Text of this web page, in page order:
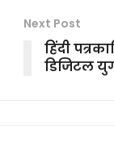
Next Post
हिंदी
डिजिटल